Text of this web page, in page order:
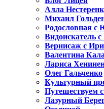
Алла
Михаил
Родословная
Видоискатель
Вернисаж с
Валентина
Лариса
Олег Гальченко
Культурный
Путешествуем
Лазурный